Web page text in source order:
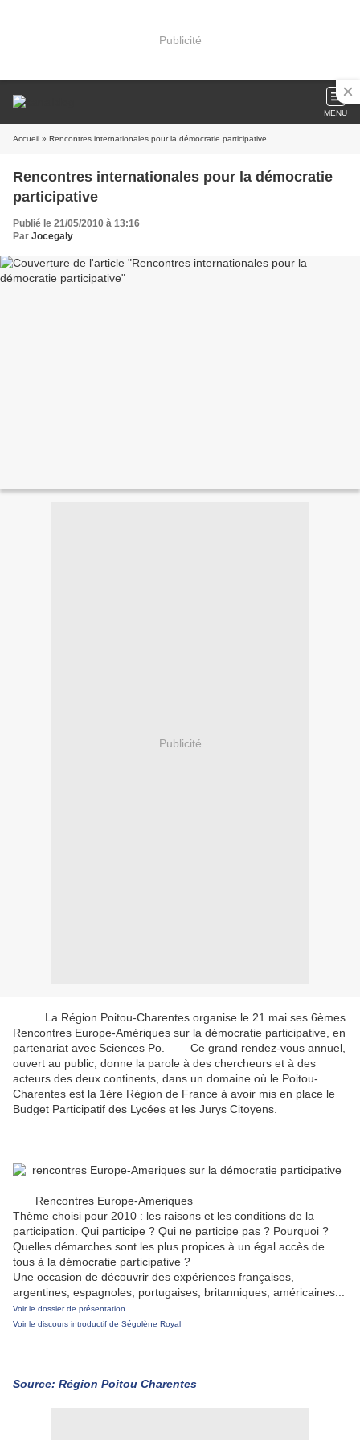
Publicité
MENU
Accueil » Rencontres internationales pour la démocratie participative
Rencontres internationales pour la démocratie
participative
Publié le 21/05/2010 à 13:16
Par Jocegaly
Publicité
La Région Poitou-Charentes organise le 21 mai ses 6èmes
Rencontres Europe-Amériques sur la démocratie participative, en
partenariat avec Sciences Po. Ce grand rendez-vous annuel,
ouvert au public, donne la parole à des chercheurs et à des
acteurs des deux continents, dans un domaine où le Poitou-
Charentes est la 1ère Région de France à avoir mis en place le
Budget Participatif des Lycées et les Jurys Citoyens.
Rencontres Europe-Ameriques
Thème choisi pour 2010 : les raisons et les conditions de la
participation. Qui participe ? Qui ne participe pas ? Pourquoi ?
Quelles démarches sont les plus propices à un égal accès de
tous à la démocratie participative ?
Une occasion de découvrir des expériences françaises,
argentines, espagnoles, portugaises, britanniques, américaines...
Voir le dossier de présentation
Voir le discours introductif de Ségolène Royal
Source: Région Poitou Charentes